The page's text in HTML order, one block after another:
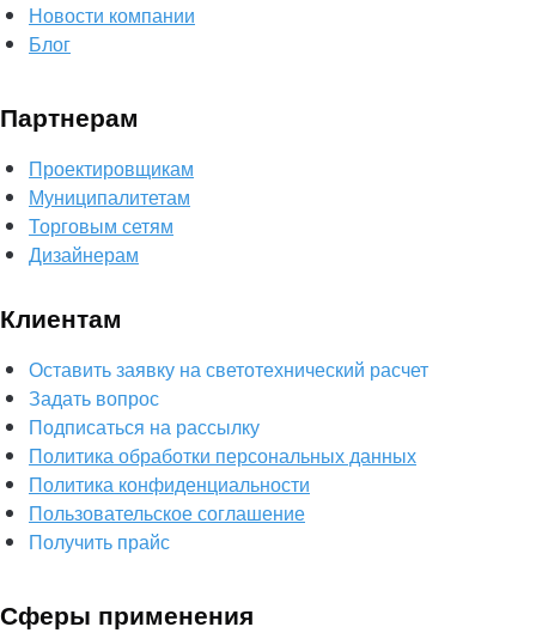
Новости компании
Блог
Партнерам
Проектировщикам
Муниципалитетам
Торговым сетям
Дизайнерам
Клиентам
Оставить заявку на светотехнический расчет
Задать вопрос
Подписаться на рассылку
Политика обработки персональных данных
Политика конфиденциальности
Пользовательское соглашение
Получить прайс
Сферы применения